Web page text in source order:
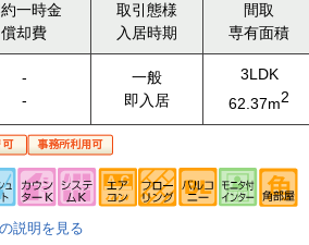
一時金
償却費
取引態様
入居時期
間取
専有面積
-
-
一般
即入居
3LDK
62.37m2
説明を見る